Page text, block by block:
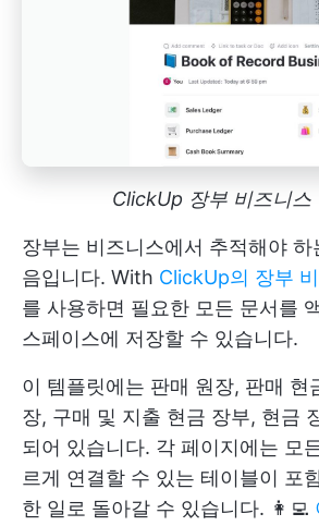
ClickUp 장부 비즈니스
장부는 비즈니스에서 추적해야 하
음입니다. With ClickUp의 장부
를 사용하면 필요한 모든 문서를
스페이스에 저장할 수 있습니다.
이 템플릿에는 판매 원장, 판매 현
장, 구매 및 지출 현금 장부, 현금
되어 있습니다. 각 페이지에는 모
르게 연결할 수 있는 테이블이 포
한 일로 돌아갈 수 있습니다. 👩‍💻